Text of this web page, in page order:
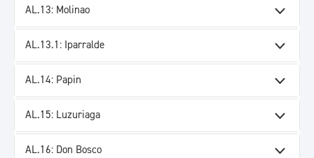
AL.13: Molinao
AL.13.1: Iparralde
AL.14: Papin
AL.15: Luzuriaga
AL.16: Don Bosco